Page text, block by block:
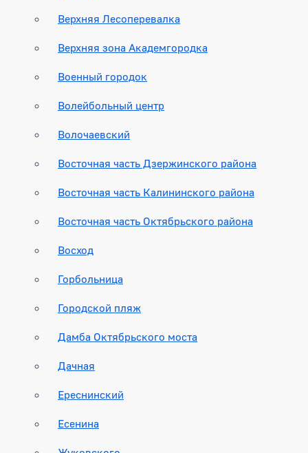
Верхняя Лесоперевалка
Верхняя зона Академгородка
Военный городок
Волейбольный центр
Волочаевский
Восточная часть Дзержинского района
Восточная часть Калининского района
Восточная часть Октябрьского района
Восход
Горбольница
Городской пляж
Дамба Октябрьского моста
Дачная
Ереснинский
Есенина